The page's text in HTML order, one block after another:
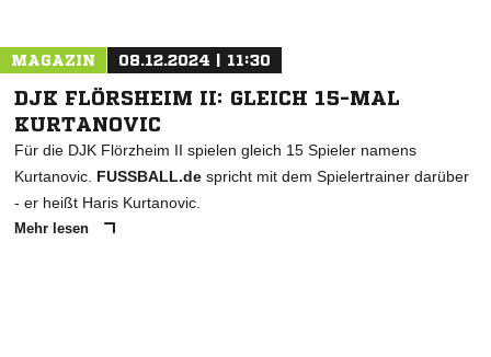
MAGAZIN 08.12.2024 | 11:30
DJK FLÖRSHEIM II: GLEICH 15-MAL
KURTANOVIC
Für die DJK Flörzheim II spielen gleich 15 Spieler namens
Kurtanovic. FUSSBALL.de spricht mit dem Spielertrainer darüber
- er heißt Haris Kurtanovic.
Mehr lesen